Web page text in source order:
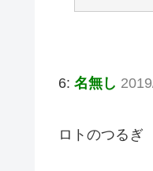
6: 名無し
ロトのつるぎ